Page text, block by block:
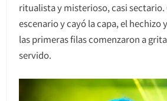
ritualista y misterioso, casi sectario.
escenario y cayó la capa, el hechizo
las primeras filas comenzaron a
servido.